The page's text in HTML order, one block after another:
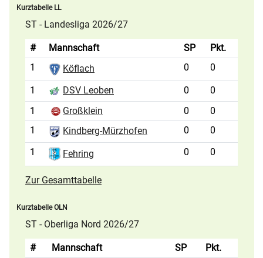
Kurztabelle LL
ST - Landesliga 2026/27
# Mannschaft SP
Pkt.
1
Köflach 0 0
1 DSV Leoben 0
0
1
Großklein 0
0
1
Kindberg-Mürzhofen 0
0
1
Fehring 0 0
Zur Gesamttabelle
Kurztabelle OLN
ST - Oberliga Nord 2026/27
# Mannschaft SP
Pkt.